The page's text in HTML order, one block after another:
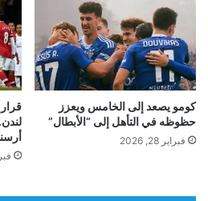
Sports.
ومن المتوقع أن تحتفظ أمازون
الاختيار الأول لمبارياتدوري
كومو يصعد إلى الخامس ويعزز
حظوظه في التأهل إلى “الأبطال”
فبراير 28, 2026